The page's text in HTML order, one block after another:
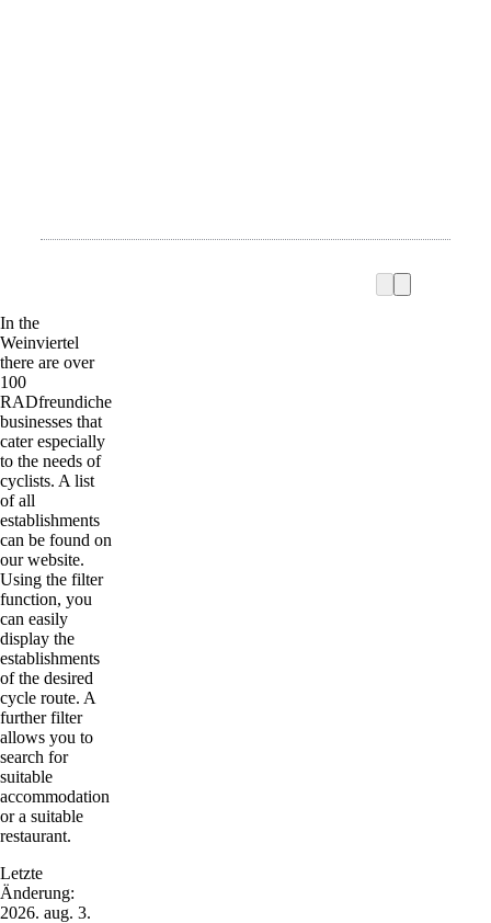
In the
Weinviertel
there are over
100
RADfreundiche
businesses that
cater especially
to the needs of
cyclists. A list
of all
establishments
can be found on
our website.
Using the filter
function, you
can easily
display the
establishments
of the desired
cycle route. A
further filter
allows you to
search for
suitable
accommodation
or a suitable
restaurant.
Letzte
Änderung:
2026. aug. 3.